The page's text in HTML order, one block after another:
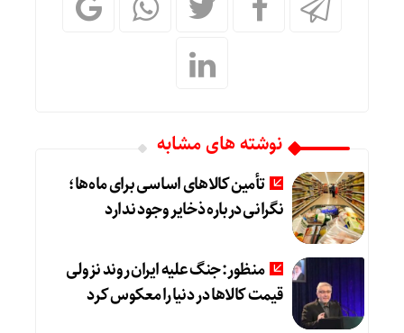
نوشته های مشابه
تأمین کالاهای اساسی برای ماه‌ها؛
نگرانی درباره ذخایر وجود ندارد
منظور: جنگ علیه ایران روند نزولی
قیمت کالاها در دنیا را معکوس کرد